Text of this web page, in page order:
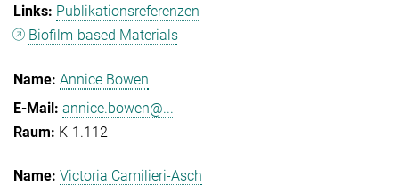
Publikationsreferenzen
Biofilm-based Materials
Annice Bowen
annice.bowen@...
K-1.112
Victoria Camilieri-Asch